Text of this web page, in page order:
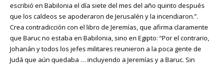
escribió en Babilonia el día siete del mes del año quinto después
que los caldeos se apoderaron de Jerusalén y la incendiaron.”.
Crea contradicción con el libro de Jeremías, que afirma claramente
que Baruc no estaba en Babilonia, sino en Egipto: “Por el contrario,
Johanán y todos los jefes militares reunieron a la poca gente de
Judá que aún quedaba … incluyendo a Jeremías y a Baruc. Sin